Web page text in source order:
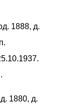
1888, д.
1880, д.